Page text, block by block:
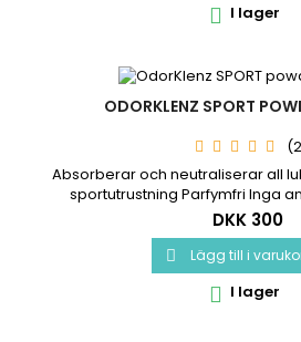
 I lager
ODORKLENZ SPORT
Absorberar och neutraliserar all
sportutrustning Parfymfri Inga
marknaden erbjuder denna
förhindrar luktproblem orsakad av
lukt
DKK 300
 Lägg till i
 I lager